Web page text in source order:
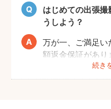
はじめての出張
うしよう？
続き
万が一、ご満足
額返金保証があり